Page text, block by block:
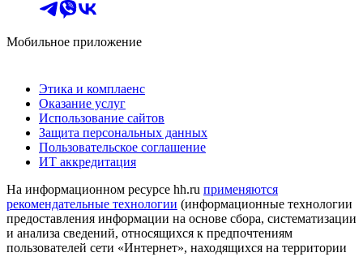
Мобильное приложение
Этика и комплаенс
Оказание услуг
Использование сайтов
Защита персональных данных
Пользовательское соглашение
ИТ аккредитация
На информационном ресурсе hh.ru применяются
рекомендательные технологии (информационные технологии
предоставления информации на основе сбора, систематизации
и анализа сведений, относящихся к предпочтениям
пользователей сети «Интернет», находящихся на территории